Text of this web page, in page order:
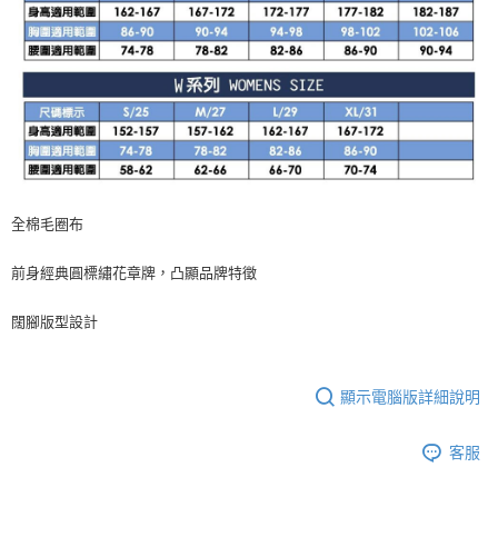
全棉毛圈布
前身經典圓標繡花章牌，凸顯品牌特徵
闊腳版型設計
顯示電腦版詳細說明
客服